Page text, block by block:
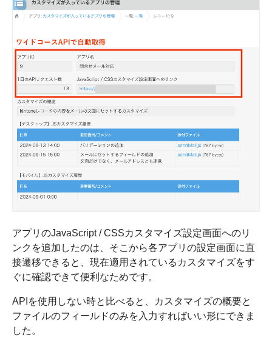
アプリのJavaScript / CSSカスタマイズ設定画面へのリ
ンクを追加したのは、そこから各アプリの設定画面に直
接遷移できると、現在適用されているカスタマイズをす
ぐに確認できて便利なためです。
APIを使用しない時と比べると、カスタマイズの概要と
ファイルのフィールドのみを入力すればいい形にできま
した。